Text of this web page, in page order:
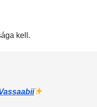
kell.